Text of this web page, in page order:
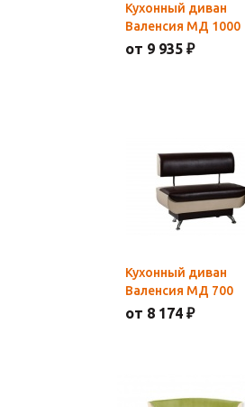
Кухонный диван
Валенсия МД 1000
от 9 935 ₽
Кухонный диван
Валенсия МД 700
от 8 174 ₽